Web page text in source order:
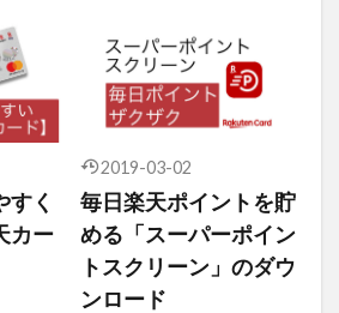
すく
カー
2019-03-02
毎日楽天ポイントを貯
める「スーパーポイン
トスクリーン」のダウ
ンロード